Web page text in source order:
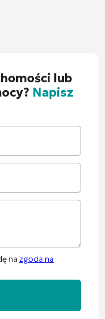
lub
Napisz
na zgoda na